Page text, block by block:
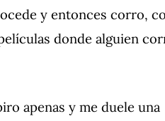
y entonces corro,
donde alguien
apenas y me duele una